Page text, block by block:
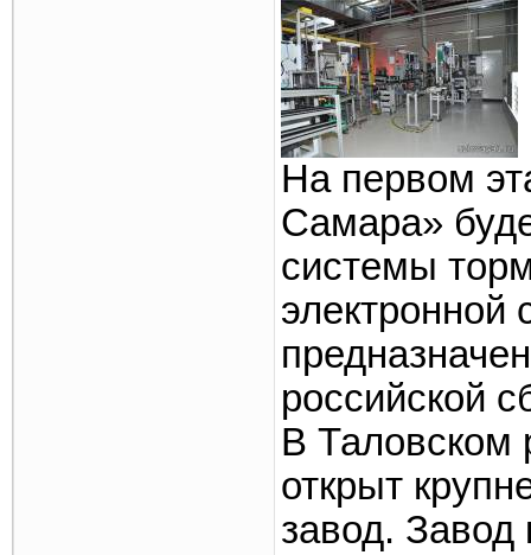
На первом
Самара»
системы
электронной
российской
В Таловском
открыт
завод. Завод